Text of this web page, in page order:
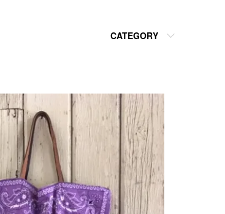
CATEGORY